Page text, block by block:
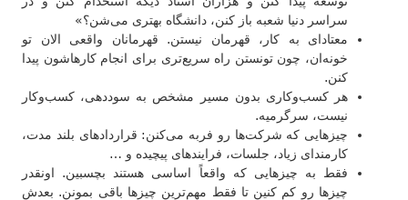
سراسر دنیا شعبه باز کنن، دانشگاه بهتری می‌شن؟»
معتادای به کار، قهرمان نیستن. قهرمانان واقعی الان تو
خونه‌ان، چون تونستن راه سریع‌تری برای انجام کارهاشون پیدا
کنن.
هر کسب‌وکاری بدون مسیر مشخص به سوددهی، کسب‌و‌کار
نیست، سرگرمیه.
چیزهایی که شرکت‌ها رو فربه می‌کنن: قراردادهای بلند مدت،
کارمندای زیاد، جلسات، فرایندهای پیچیده و …
فقط به چیزهایی که واقعاً اساسی هستند بچسبین. اونقدر
چیزها رو کم کنین تا فقط مهم‌ترین چیزها باقی بمونن. بعدش